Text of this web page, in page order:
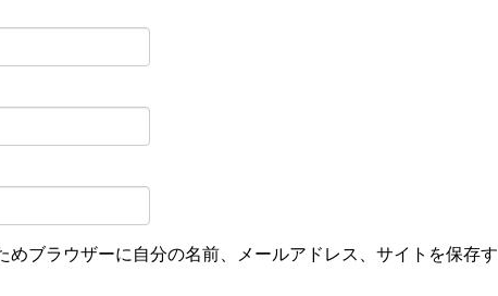
めブラウザーに自分の名前、メールアドレス、サイトを保存す